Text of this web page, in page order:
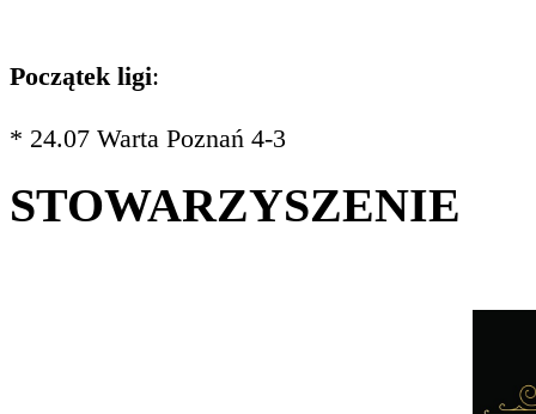
Początek ligi:
* 24.07 Warta Poznań 4-3
STOWARZYSZENIE